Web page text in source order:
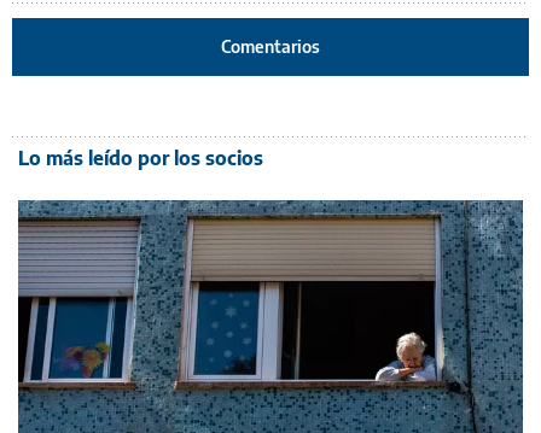
Comentarios
Lo más leído por los socios